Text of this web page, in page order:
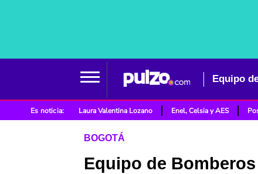
Es noticia: Laura Valentina Lozano Enel, Celsia y AES
BOGOTÁ
Equipo de